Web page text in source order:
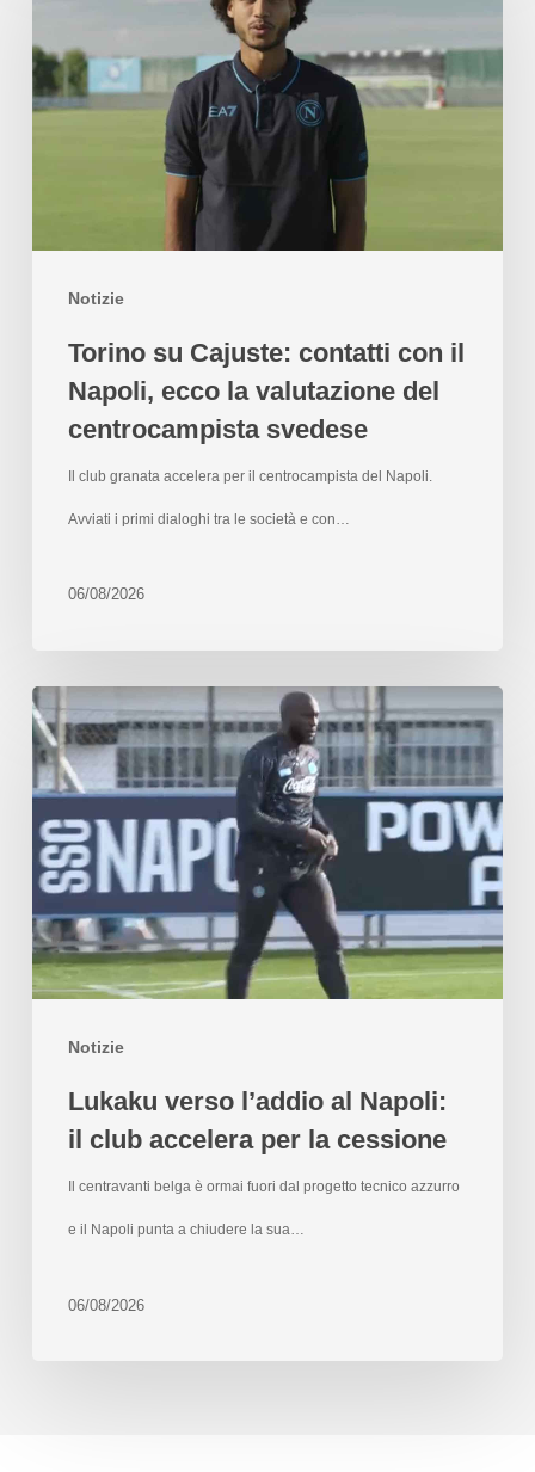
Notizie
Torino su Cajuste: contatti con il
Napoli, ecco la valutazione del
centrocampista svedese
Il club granata accelera per il centrocampista del Napoli.
Avviati i primi dialoghi tra le società e con…
06/08/2026
Notizie
Lukaku verso l’addio al Napoli:
il club accelera per la cessione
Il centravanti belga è ormai fuori dal progetto tecnico azzurro
e il Napoli punta a chiudere la sua…
06/08/2026